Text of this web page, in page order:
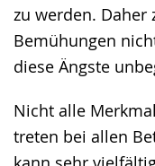
zu werden. Daher
Bemühungen
diese Ängste
Nicht alle
treten bei allen